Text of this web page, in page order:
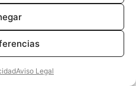
Aviso Legal